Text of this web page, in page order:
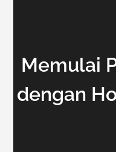
Memulai
dengan